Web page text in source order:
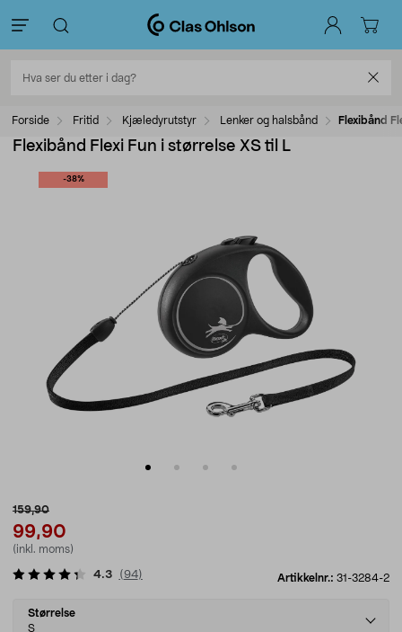
Forside Fritid Kjæledyrutstyr Lenker og halsbånd Flexibånd
Flexibånd Flexi Fun i størrelse XS til L
-38%
159,90
99,90
(inkl. moms)
Artikkelnr.: 31-3284-2
4.3 (94)
Select
variant
Størrelse
S